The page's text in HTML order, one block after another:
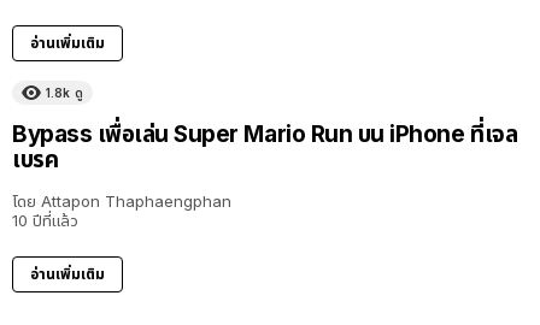
อ่านเพิ่มเติม
1.8k ดู
Bypass เพื่อเล่น Super Mario Run บน iPhone ที่เจล
เบรค
โดย Attapon Thaphaengphan
10 ปีที่แล้ว
อ่านเพิ่มเติม